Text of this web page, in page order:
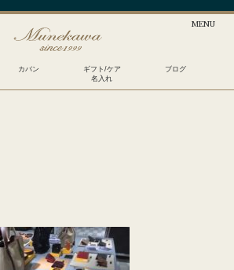
カバン
ギフト/ケア
名入れ
ブログ